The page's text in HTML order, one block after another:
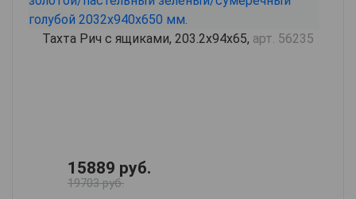
Тахта Рич с ящиками, 203.2х94х65, арт. 56235
15889 руб.
19703 руб.